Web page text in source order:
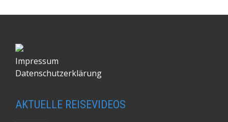
Impressum
Datenschutzerklärung
AKTUELLE REISEVIDEOS